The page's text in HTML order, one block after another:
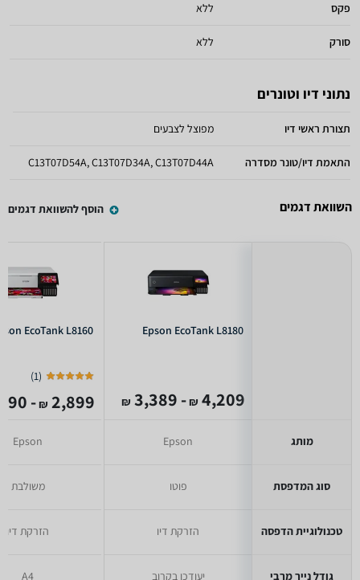
פקס ללא
סורק ללא
נתוני דיו וטונרים
תצורת ראשי דיו מפוצל לצבעים
התאמת דיו/טונר מסדרה C13T07D54A, C13T07D34A, C13T07D44A
השוואת דגמים הוסף להשוואת דגמים
מותג
סוג המדפסת
טכנולוגיית הדפסה
גודל נייר מרבי
Epson EcoTank L8180
4,209
₪
- 3,389
₪
Epson
פוטו
הזרקת דיו
יעודכן בקרוב
EcoTank L8160
(
1
)
2,899
₪
- 2,890
Epson
משולבת
הזרקת דיו
A4